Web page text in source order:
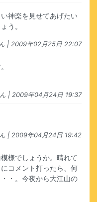
神楽を見せてあげたい
う。
| 2009年02月25日 22:07
| 2009年04月24日 19:37
| 2009年04月24日 19:42
様でしょうか。晴れて
コメント打ったら、何
・。今夜から大江山の